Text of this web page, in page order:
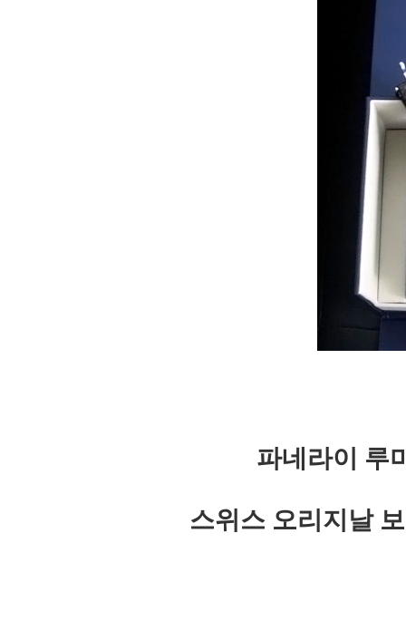
파네라이 루
스위스 오리지날